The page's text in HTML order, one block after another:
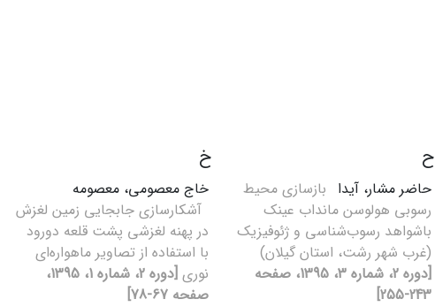
ح
حاضر مشار، آیدا بازسازی محیط
رسوبی هولوسن مانداب عینک
باشواهد رسوب‌شناسی و ژئوفیزیک
(غرب شهر رشت، استان گیلان)
[دوره 2، شماره 3، 1395، صفحه
243-255]
خ
خاج معصومی، معصومه
آشکارسازی جابجایی زمین لغزش
در پهنه لغزشی پشت قلعه دورود
با استفاده از تصاویر ماهواره‌ای
نوری
[دوره 2، شماره 1، 1395،
صفحه 67-78]